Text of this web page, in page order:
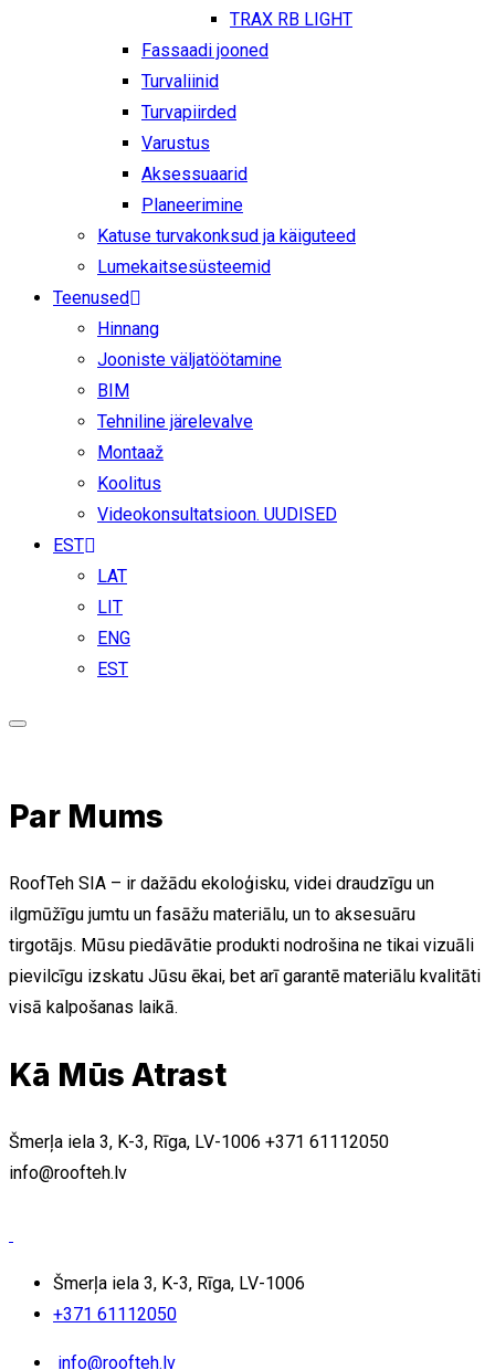
TRAX RB LIGHT
Fassaadi jooned
Turvaliinid
Turvapiirded
Varustus
Aksessuaarid
Planeerimine
Katuse turvakonksud ja käiguteed
Lumekaitsesüsteemid
Teenused
Hinnang
Jooniste väljatöötamine
BIM
Tehniline järelevalve
Montaaž
Koolitus
Videokonsultatsioon. UUDISED
EST
LAT
LIT
ENG
EST
Par Mums
RoofTeh SIA – ir dažādu ekoloģisku, videi draudzīgu un
ilgmūžīgu jumtu un fasāžu materiālu, un to aksesuāru
tirgotājs. Mūsu piedāvātie produkti nodrošina ne tikai vizuāli
pievilcīgu izskatu Jūsu ēkai, bet arī garantē materiālu kvalitāti
visā kalpošanas laikā.
Kā Mūs Atrast
Šmerļa iela 3, K-3, Rīga, LV-1006 +371 61112050
info@roofteh.lv
Šmerļa iela 3, K-3, Rīga, LV-1006
+371 61112050
info@roofteh.lv